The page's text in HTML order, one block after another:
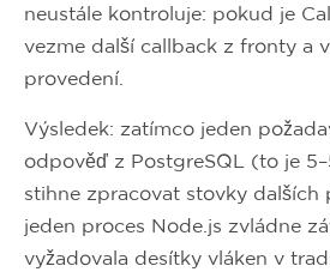
neustále kontroluje: pokud je
vezme další callback z fronty a
provedení.
Výsledek: zatímco jeden
odpověď z PostgreSQL (to je
stihne zpracovat stovky dalších
jeden proces Node.js zvládne
vyžadovala desítky vláken v